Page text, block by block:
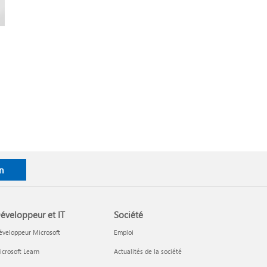
et IT
Microsoft
Learn
Société
Emploi
Actualités de la société